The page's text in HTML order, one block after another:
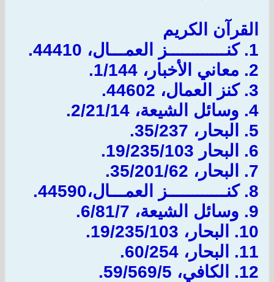
القرآن الكريم
1. كنــــــــــــز العمـــال، 44410.
2. معاني الأخبار، 1/144.
3. كنز العمال، 44602.
4. وسائل الشيعة، 2/21/14.
5. البحار، 35/237.
6. البحار 19/235/103.
7. البحار، 35/201/62.
8. كنــــــــــــز العمـــال،44590.
9. وسائل الشيعة، 6/81/7.
10.
البحار، 19/235/103.
11.
البحار، 60/254.
12.
الكافي، 59/569/5.